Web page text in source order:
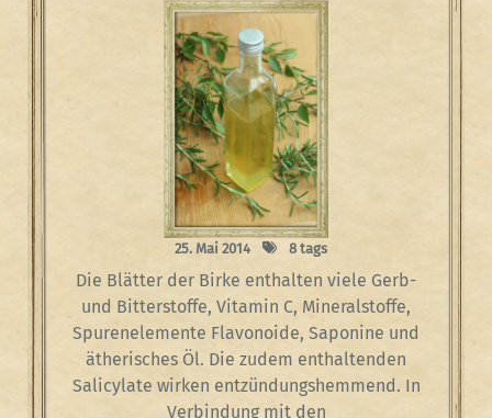
25. Mai 2014 8 tags
Die Blätter der Birke enthalten viele Gerb-
und Bitterstoffe, Vitamin C, Mineralstoffe,
Spurenelemente Flavonoide, Saponine und
ätherisches Öl. Die zudem enthaltenden
Salicylate wirken entzündungshemmend. In
Verbindung mit den